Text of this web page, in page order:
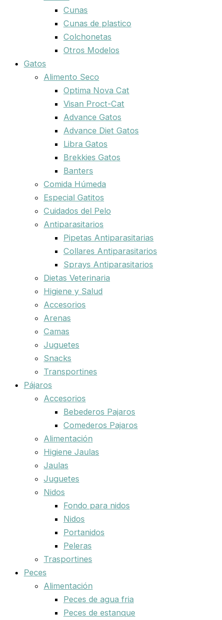
Cunas
Cunas de plastico
Colchonetas
Otros Modelos
Gatos
Alimento Seco
Optima Nova Cat
Visan Proct-Cat
Advance Gatos
Advance Diet Gatos
Libra Gatos
Brekkies Gatos
Banters
Comida Húmeda
Especial Gatitos
Cuidados del Pelo
Antiparasitarios
Pipetas Antiparasitarias
Collares Antiparasitarios
Sprays Antiparasitarios
Dietas Veterinaria
Higiene y Salud
Accesorios
Arenas
Camas
Juguetes
Snacks
Transportines
Pájaros
Accesorios
Bebederos Pajaros
Comederos Pajaros
Alimentación
Higiene Jaulas
Jaulas
Juguetes
Nidos
Fondo para nidos
Nidos
Portanidos
Peleras
Trasportines
Peces
Alimentación
Peces de agua fria
Peces de estanque